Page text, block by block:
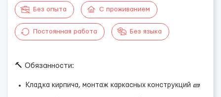
Без опыта С проживанием
Постоянная работа Без языка
🔨 Обязанности:
Кладка кирпича, монтаж каркасных конструкций 🧱